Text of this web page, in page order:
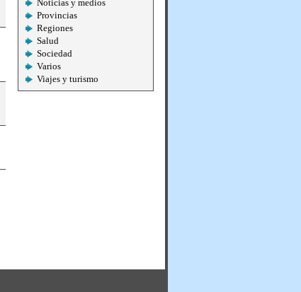
Noticias y medios
Provincias
Regiones
Salud
Sociedad
Varios
Viajes y turismo